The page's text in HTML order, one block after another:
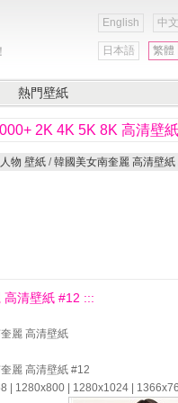
English 中文
日本語 繁體
熱門壁紙
2K 4K 5K 8K 高清壁
人物 壁紙 /韓國美女南奎麗 高清壁紙
高清壁紙 #12 :::
麗 高清壁紙
麗 高清壁紙 #12
| 1280x800 | 1280x1024 |